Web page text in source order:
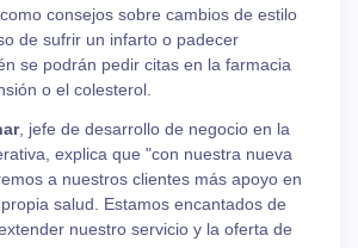
consejos sobre cambios de estilo
de sufrir un infarto o padecer
se podrán pedir citas en la farmacia
o el colesterol.
, jefe de desarrollo de negocio en la
explica que "con nuestra nueva
a nuestros clientes más apoyo en
salud. Estamos encantados de
nuestro servicio y la oferta de